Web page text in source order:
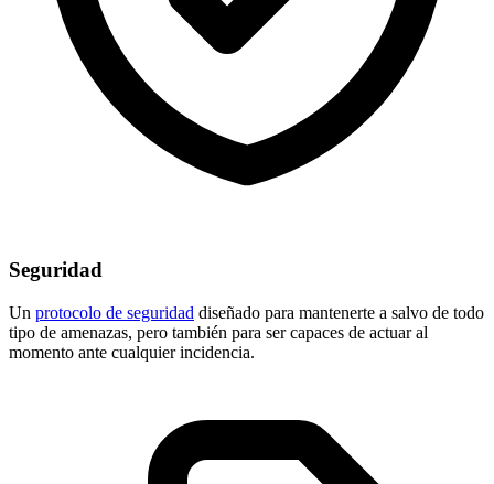
Seguridad
Un protocolo de seguridad diseñado para mantenerte a salvo de todo
tipo de amenazas, pero también para ser capaces de actuar al
momento ante cualquier incidencia.